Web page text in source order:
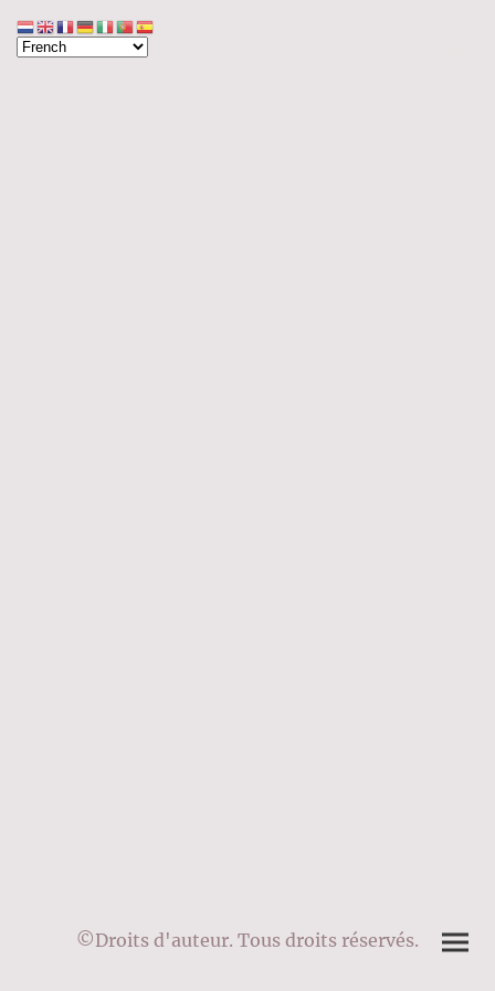
©Droits d'auteur. Tous droits réservés.